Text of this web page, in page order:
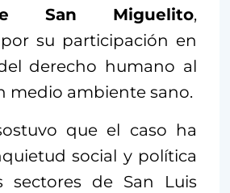
San Miguelito,
su participación en
derecho humano al
medio ambiente sano.
que el caso ha
social y política
sectores de San Luis